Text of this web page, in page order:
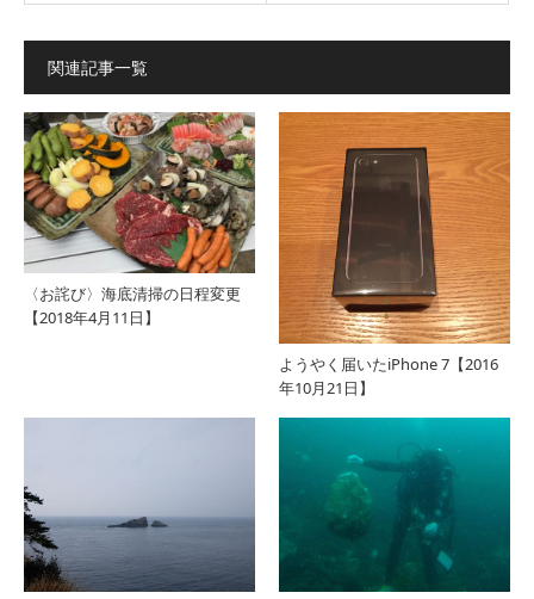
関連記事一覧
〈お詫び〉海底清掃の日程変更
【2018年4月11日】
ようやく届いたiPhone 7【2016
年10月21日】